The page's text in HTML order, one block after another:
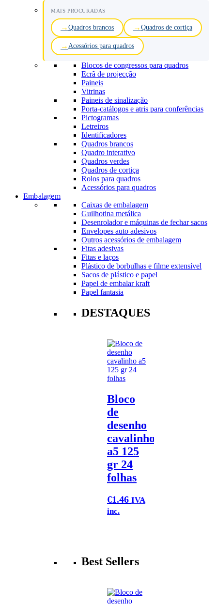
MAIS PROCURADAS
Quadros brancos Quadros de cortiça
Acessórios para quadros
Blocos de congressos para quadros
Ecrã de projecção
Paineis
Vitrinas
Paineis de sinalização
Porta-catálogos e atris para conferências
Pictogramas
Letreiros
Identificadores
Quadros brancos
Quadro interativo
Quadros verdes
Quadros de cortiça
Rolos para quadros
Acessórios para quadros
Embalagem
Caixas de embalagem
Guilhotina metálica
Desenrolador e máquinas de fechar sacos
Envelopes auto adesivos
Outros acessórios de embalagem
Fitas adesivas
Fitas e laços
Plástico de borbulhas e filme extensível
Sacos de plástico e papel
Papel de embalar kraft
Papel fantasia
DESTAQUES
Bloco
de
desenho
cavalinho
a5 125
gr 24
folhas
€1.46 IVA
inc.
Best Sellers